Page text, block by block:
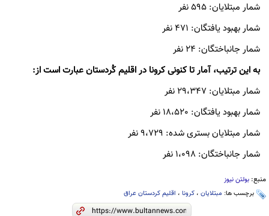
شمار مبتلایان: ٥٩٥ نفر
شمار بهبود یافتگان: ٤٧١ نفر
شمار جانباختگان: ٢٤ نفر
به این ترتیب، آمار تا کنونی کرونا در اقلیم کُردستان عبارت است از:
شمار مبتلایان: ٢٩،٣٤٧ نفر
شمار بهبود یافتگان: ١٨،٥٢٠ نفر
شمار مبتلایان بستری شده: ٩،٧٢٩ نفر
شمار جانباختگان: ١،٠٩٨ نفر
منبع: بولتن نیوز
برچسب ها: مبتلایان ، کرونا ، اقلیم کردستان عراق